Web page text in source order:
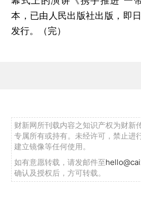
本，已由人民出版社出版，即
发行。（完）
财新网所刊载内容之知识产权为财新
专属所有或持有。未经许可，禁止进
建立镜像等任何使用。
如有意愿转载，请发邮件至
确认及授权后，方可转载。